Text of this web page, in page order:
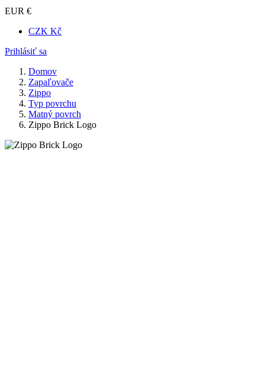
EUR €
CZK Kč
Prihlásiť sa
Domov
Zapaľovače
Zippo
Typ povrchu
Matný povrch
Zippo Brick Logo